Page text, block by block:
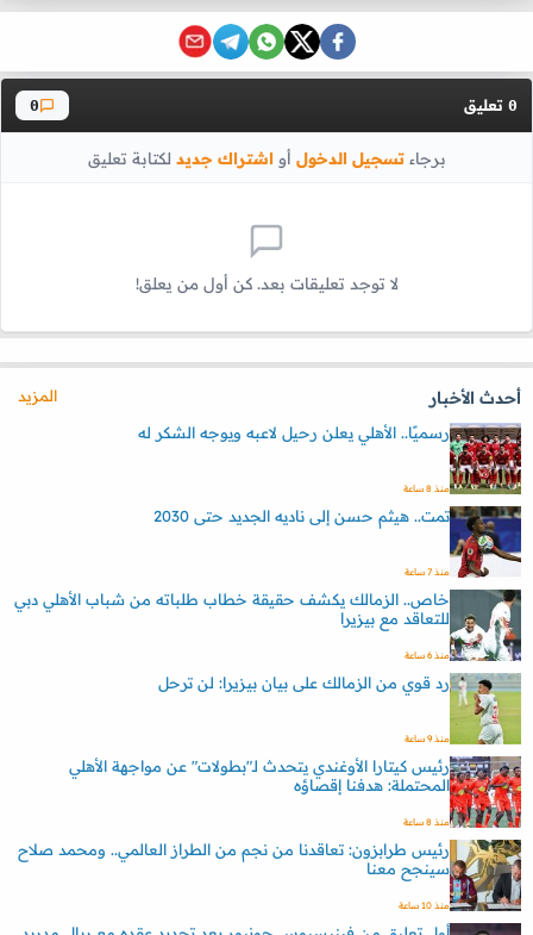
0 تعليق 0
برجاءتسجيل الدخول أواشتراك جديد لكتابة تعليق
لا توجد تعليقات بعد. كن أول من يعلق!
أحدث الأخبار
المزيد
رسميًا.. الأهلي يعلن رحيل لاعبه ويوجه الشكر له
منذ 8 ساعة
تمت.. هيثم حسن إلى ناديه الجديد حتى 2030
منذ 7 ساعة
خاص.. الزمالك يكشف حقيقة خطاب طلباته من شباب الأهلي دبي
للتعاقد مع بيزيرا
منذ 6 ساعة
رد قوي من الزمالك على بيان بيزيرا: لن ترحل
منذ 9 ساعة
رئيس كيتارا الأوغندي يتحدث لـ"بطولات" عن مواجهة الأهلي
المحتملة: هدفنا إقصاؤه
منذ 8 ساعة
رئيس طرابزون: تعاقدنا من نجم من الطراز العالمي.. ومحمد صلاح
سينجح معنا
منذ 10 ساعة